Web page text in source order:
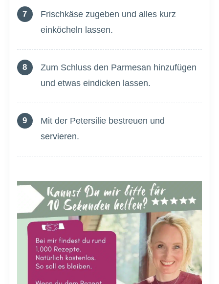
Frischkäse zugeben und alles kurz
einköcheln lassen.
Zum Schluss den Parmesan hinzufügen
und etwas eindicken lassen.
Mit der Petersilie bestreuen und
servieren.